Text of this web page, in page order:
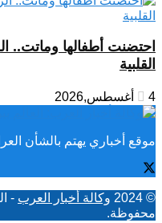
احتضنت أطفالها وماتت..
القلبية
4 أغسطس,2026
موقع أخباري يهتم بالشأن
© 2024 وكالة أخبار العرب -
محفوظة.